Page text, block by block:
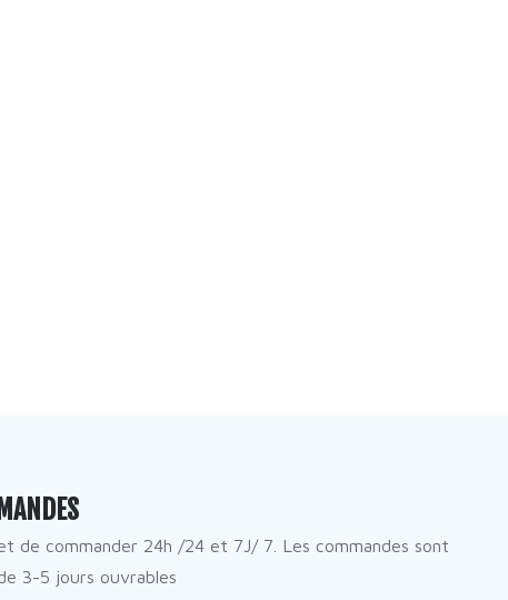
de commander 24h /24 et 7J/ 7. Les commandes sont
3-5 jours ouvrables